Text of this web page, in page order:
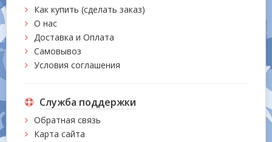
Как купить (сделать заказ)
О нас
Доставка и Оплата
Самовывоз
Условия соглашения
Служба поддержки
Обратная связь
Карта сайта